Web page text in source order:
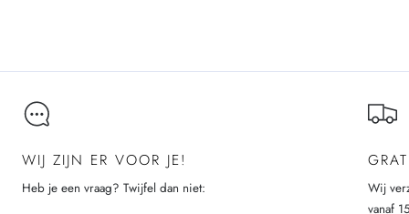
WIJ ZIJN ER VOOR JE!
Heb je een vraag? Twijfel dan niet:
Wij
vanaf